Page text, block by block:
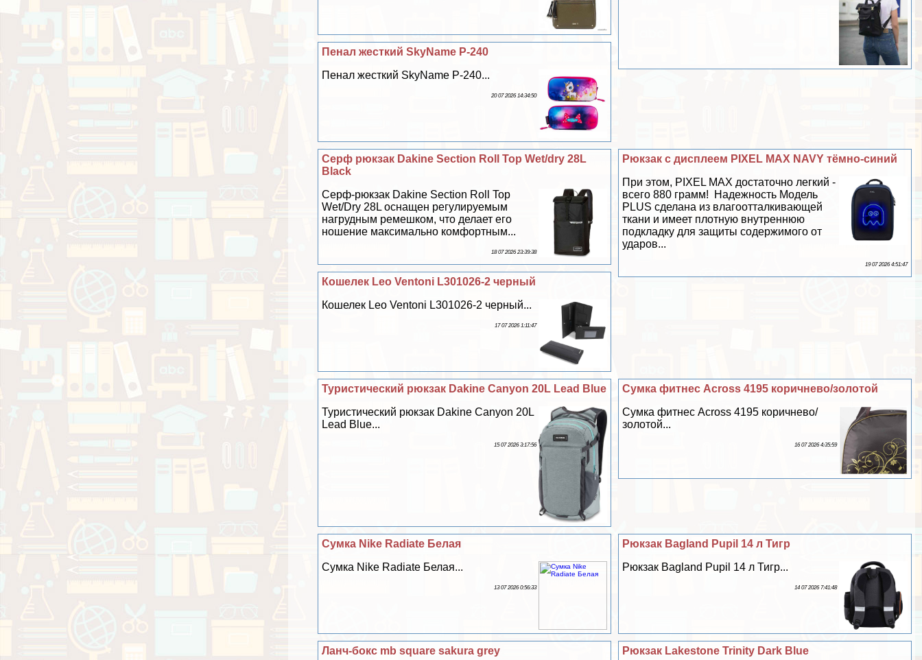
Пенал жесткий SkyName P-240
Пенал жесткий SkyName P-240...
20 07 2026 14:34:50
Рюкзак с дисплеем PIXEL MAX NAVY тёмно-синий
При этом, PIXEL MAX достаточно легкий -
всего 880 грамм! Надежность Модель
PLUS сделана из влагоотталкивающей
ткани и имеет плотную внутреннюю
подкладку для защиты содержимого от
ударов...
19 07 2026 4:51:47
Серф рюкзак Dakine Section Roll Top Wet/dry 28L
Black
Серф-рюкзак Dakine Section Roll Top
Wet/Dry 28L оснащен регулируемым
нагрудным ремешком, что делает его
ношение максимально комфортным...
18 07 2026 23:39:38
Кошелек Leo Ventoni L301026-2 черный
Кошелек Leo Ventoni L301026-2 черный...
17 07 2026 1:11:47
Сумка фитнес Across 4195 коричнево/золотой
Сумка фитнес Across 4195 коричнево/
золотой...
16 07 2026 4:35:59
Туристический рюкзак Dakine Canyon 20L Lead Blue
Туристический рюкзак Dakine Canyon 20L
Lead Blue...
15 07 2026 3:17:56
Рюкзак Bagland Pupil 14 л Тигр
Рюкзак Bagland Pupil 14 л Тигр...
14 07 2026 7:41:48
Сумка Nike Radiate Белая
Сумка Nike Radiate Белая...
13 07 2026 0:56:33
Рюкзак Lakestone Trinity Dark Blue
Ланч-бокс mb square sakura grey